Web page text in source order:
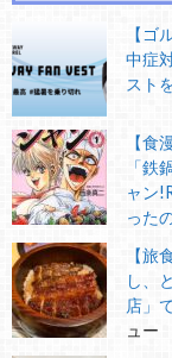
【ゴ
中症
スト
【食
「鉄
ャン
った
【旅
し、
店」
ュー